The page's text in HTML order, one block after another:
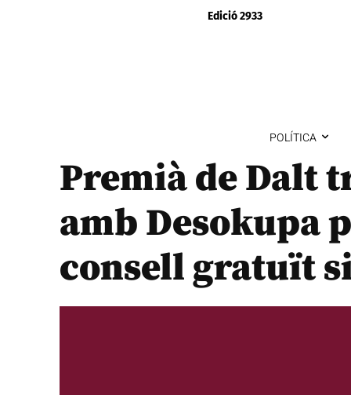
Edició 2933
POLÍTICA
Premià de Dalt
amb Desokupa
consell gratuït